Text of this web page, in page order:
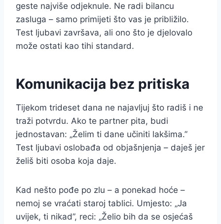
geste najviše odjeknule. Ne radi bilancu
zasluga – samo primijeti što vas je približilo.
Test ljubavi završava, ali ono što je djelovalo
može ostati kao tihi standard.
Komunikacija bez pritiska
Tijekom trideset dana ne najavljuj što radiš i ne
traži potvrdu. Ako te partner pita, budi
jednostavan: „Želim ti dane učiniti lakšima.”
Test ljubavi oslobađa od objašnjenja – daješ jer
želiš biti osoba koja daje.
Kad nešto pođe po zlu – a ponekad hoće –
nemoj se vraćati staroj tablici. Umjesto: „Ja
uvijek, ti nikad”, reci: „Želio bih da se osjećaš